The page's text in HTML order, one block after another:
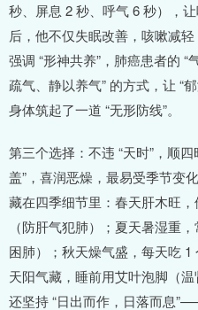
秒、屏息 2 秒、呼气 6 秒），
后，他不仅失眠改善，咳嗽减
强调 “形神共养”，肺癌患者的 “
疏气、静以养气” 的方式，让 “
身体筑起了一道 “无形防线”。
第三个选择：不违 “天时”，顺
盖”，喜润恶燥，最易受季节变
藏在四季细节里：春天肝木旺
（防肝气犯肺）；夏天暑湿重
困肺）；秋天燥气盛，每天吃
天阳气藏，睡前用艾叶泡脚（
还坚持 “日出而作，日落而息